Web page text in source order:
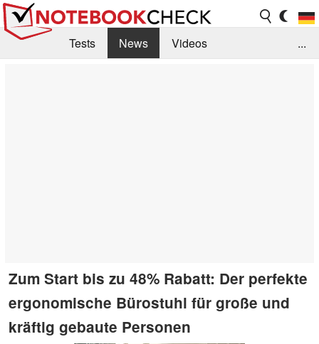
Tests News
Videos
...
Zum Start bis zu 48% Rabatt: Der perfekte
ergonomische Bürostuhl für große und
kräftig gebaute Personen